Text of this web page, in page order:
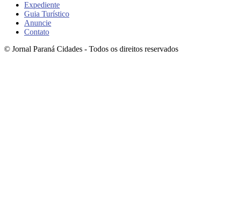
Expediente
Guia Turístico
Anuncie
Contato
© Jornal Paraná Cidades - Todos os direitos reservados